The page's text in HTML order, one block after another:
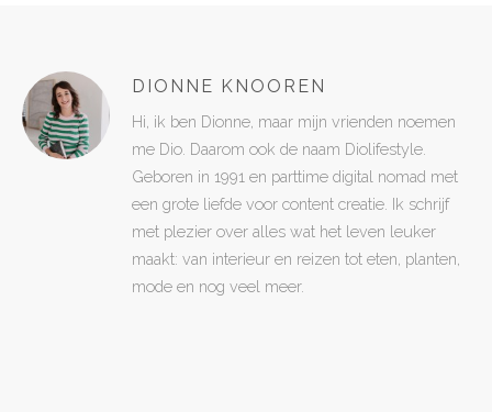
DIONNE KNOOREN
Hi, ik ben Dionne, maar mijn vrienden noemen
me Dio. Daarom ook de naam Diolifestyle.
Geboren in 1991 en parttime digital nomad met
een grote liefde voor content creatie. Ik schrijf
met plezier over alles wat het leven leuker
maakt: van interieur en reizen tot eten, planten,
mode en nog veel meer.